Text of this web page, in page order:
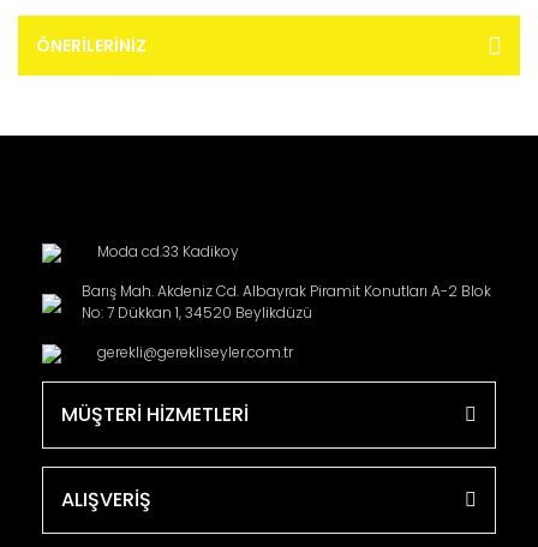
ÖNERILERINIZ
Moda cd.33 Kadikoy
Barış Mah. Akdeniz Cd. Albayrak Piramit Konutları A-2 Blok
No: 7 Dükkan 1, 34520 Beylikdüzü
gerekli@gerekliseyler.com.tr
MÜŞTERİ HİZMETLERİ
ALIŞVERİŞ